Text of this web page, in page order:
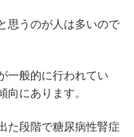
思うのが人は多いので
一般的に行われてい
にあります。
た段階で糖尿病性腎症